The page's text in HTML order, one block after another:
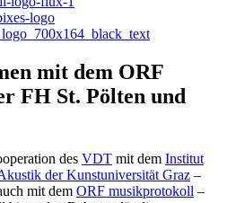
mit dem ORF
FH St. Pölten und
des VDT mit dem Institut
der Kunstuniversität Graz –
mit dem ORF musikprotokoll –